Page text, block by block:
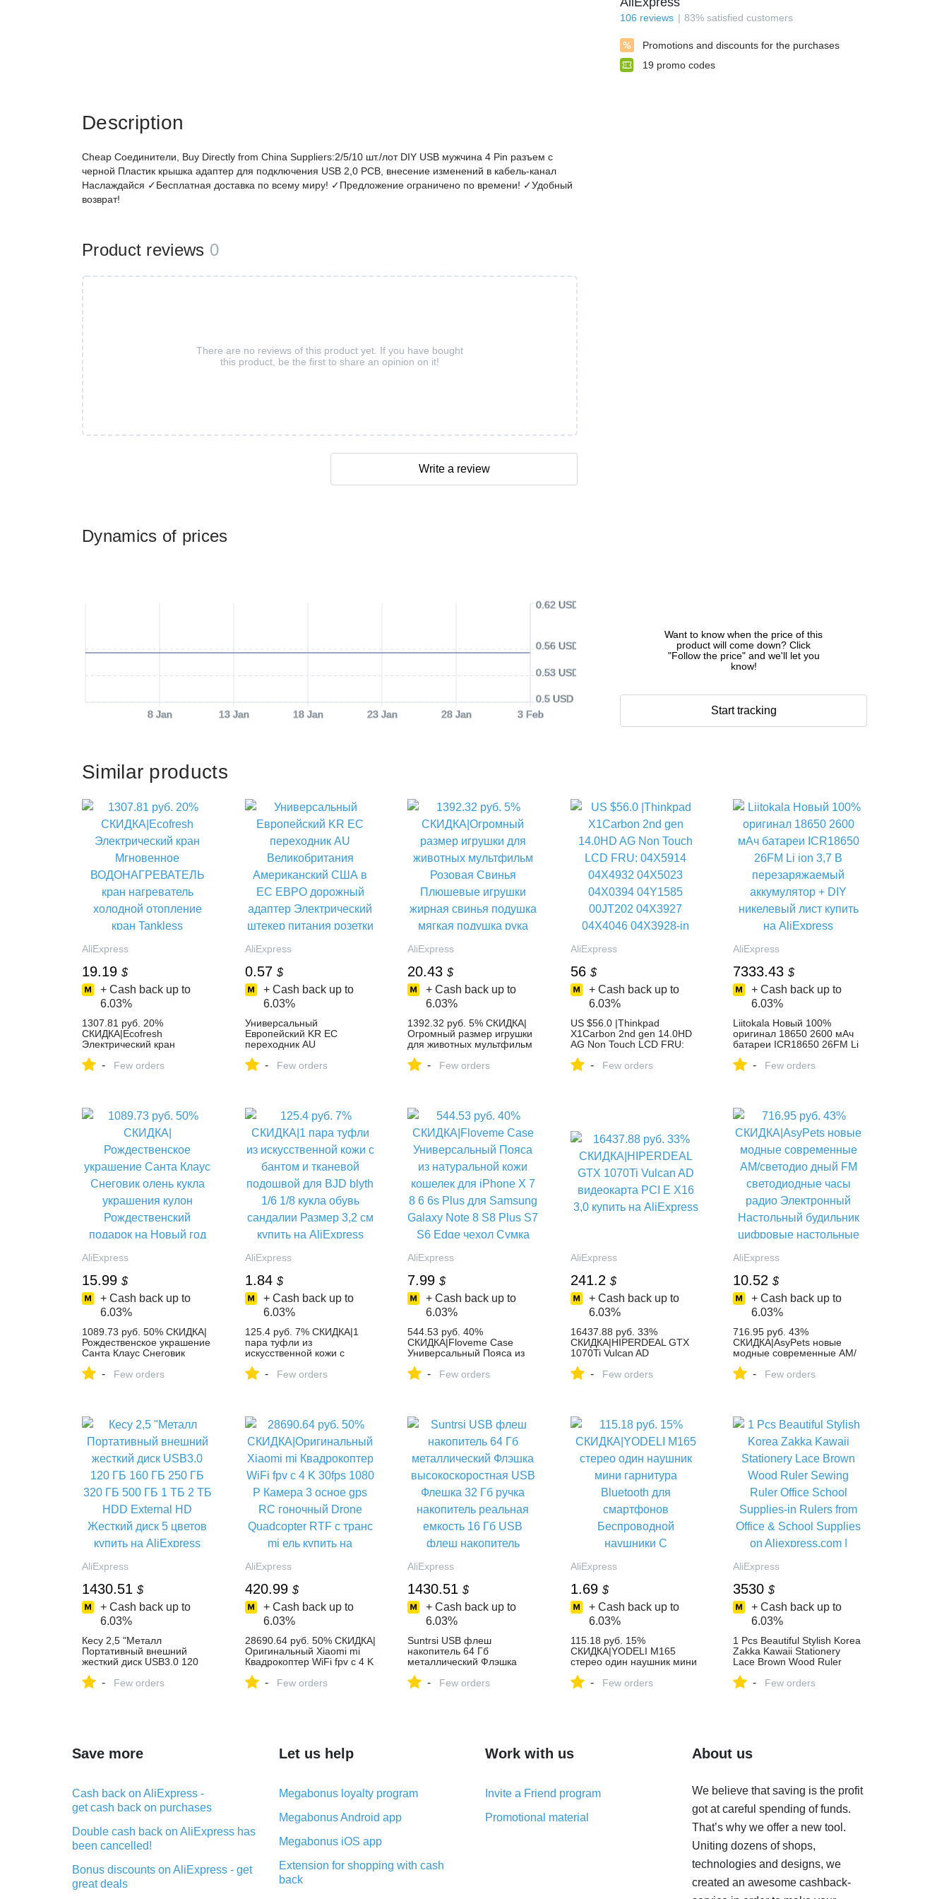
106 reviews 83% satisfied customers
Promotions and discounts for the purchases
19 promo codes
Dynamics of prices
8 Jan 13 Jan 18 Jan 23 Jan 28 Jan 3 Feb
0.5 USD
0.53 USD
0.56 USD
0.62 USD
Want to know when the price of this
product will come down? Click
"Follow the price" and we'll let you
know!
Start tracking
Description
Cheap Соединители, Buy Directly from China Suppliers:2/5/10 шт./лот DIY USB мужчина 4 Pin разъем с
черной Пластик крышка адаптер для подключения USB 2,0 PCB, внесение изменений в кабель-канал
Наслаждайся ✓Бесплатная доставка по всему миру! ✓Предложение ограничено по времени! ✓Удобный
возврат!
Product reviews 0
There are no reviews of this product yet. If you have bought
this product, be the first to share an opinion on it!
Write a review
Similar products
AliExpress
19.19 $
+ Cash back up to
6.03%
1307.81 руб. 20%
СКИДКА|Ecofresh
Электрический кран
ВОДОНАГРЕВАТЕЛЬ кран
водонагреватель купить на
AliExpress
- Few orders
AliExpress
0.57 $
+ Cash back up to
6.03%
Универсальный
Европейский KR ЕС
переходник AU
Американский США в ЕС
зарядного устройства
Выход купить на AliExpress
- Few orders
AliExpress
20.43 $
+ Cash back up to
6.03%
1392.32 руб. 5% СКИДКА|
Огромный размер игрушки
для животных мультфильм
игрушки жирная свинья
кукла для детей девочка
купить на AliExpress
- Few orders
AliExpress
56 $
+ Cash back up to
6.03%
US $56.0 |Thinkpad
X1Carbon 2nd gen 14.0HD
AG Non Touch LCD FRU:
04X0394 04Y1585 00JT202
- Few orders
AliExpress
7333.43 $
+ Cash back up to
6.03%
Liitokala Новый 100%
оригинал 18650 2600 мАч
батареи ICR18650 26FM Li
аккумулятор + DIY
- Few orders
AliExpress
15.99 $
+ Cash back up to
6.03%
1089.73 руб. 50% СКИДКА|
Рождественское украшение
Санта Клаус Снеговик
кулон Рождественский
- Few orders
AliExpress
1.84 $
+ Cash back up to
6.03%
125.4 руб. 7% СКИДКА|1
пара туфли из
искусственной кожи с
подошвой для BJD blyth 1/6
- Few orders
AliExpress
7.99 $
+ Cash back up to
6.03%
544.53 руб. 40%
СКИДКА|Floveme Case
Универсальный Пояса из
для iPhone X 7 8 6 6s Plus
6 8 Plus 10 купить на
AliExpress
- Few orders
AliExpress
241.2 $
+ Cash back up to
6.03%
16437.88 руб. 33%
СКИДКА|HIPERDEAL GTX
1070Ti Vulcan AD
купить на AliExpress
- Few orders
AliExpress
10.52 $
+ Cash back up to
6.03%
716.95 руб. 43%
СКИДКА|AsyPets новые
модные современные AM/
светодиодные часы радио
повтора 25 купить на
AliExpress
- Few orders
AliExpress
1430.51 $
+ Cash back up to
6.03%
Кесу 2,5 "Металл
Портативный внешний
жесткий диск USB3.0 120
500 ГБ 1 ТБ 2 ТБ HDD
- Few orders
AliExpress
420.99 $
+ Cash back up to
6.03%
28690.64 руб. 50% СКИДКА|
Оригинальный Xiaomi mi
Квадрокоптер WiFi fpv с 4 K
осное gps RC гоночный
- Few orders
AliExpress
1430.51 $
+ Cash back up to
6.03%
Suntrsi USB флеш
накопитель 64 Гб
металлический Флэшка
Флешка 32 Гб ручка
Store на AliExpress
- Few orders
AliExpress
1.69 $
+ Cash back up to
6.03%
115.18 руб. 15%
СКИДКА|YODELI M165
стерео один наушник мини
смартфонов Беспроводной
- Few orders
AliExpress
3530 $
+ Cash back up to
6.03%
1 Pcs Beautiful Stylish Korea
Zakka Kawaii Stationery
Lace Brown Wood Ruler
Supplies-in Rulers from
- Few orders
Save more
Cash back on AliExpress -
get cash back on purchases
Double cash back on AliExpress has
been cancelled!
Bonus discounts on AliExpress - get
great deals
Let us help
Megabonus loyalty program
Megabonus Android app
Megabonus iOS app
Extension for shopping with cash
back
Work with us
Invite a Friend program
Promotional material
About us
We believe that saving is the profit
got at careful spending of funds.
That’s why we offer a new tool.
Uniting dozens of shops,
technologies and designs, we
created an awesome cashback-